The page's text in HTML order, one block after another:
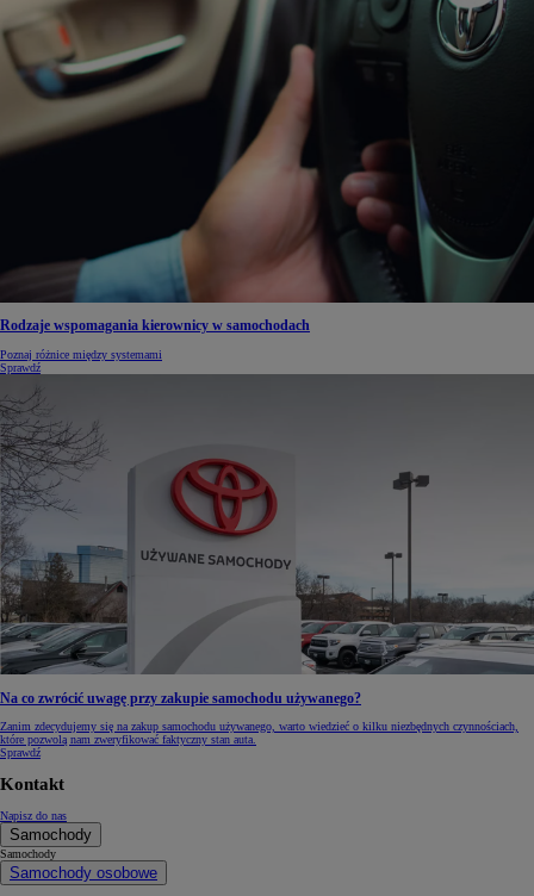
Rodzaje wspomagania kierownicy w samochodach
Poznaj różnice między systemami
Sprawdź
Na co zwrócić uwagę przy zakupie samochodu używanego?
Zanim zdecydujemy się na zakup samochodu używanego, warto wiedzieć o kilku niezbędnych czynnościach,
które pozwolą nam zweryfikować faktyczny stan auta.
Sprawdź
Kontakt
Napisz do nas
Samochody
Samochody
Samochody osobowe